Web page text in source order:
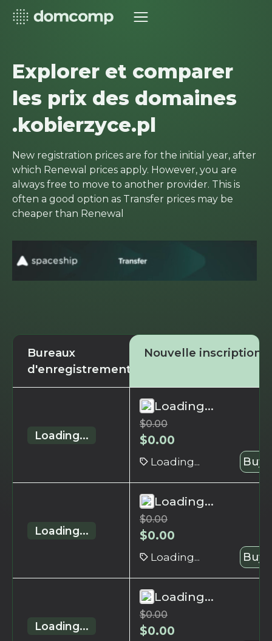
Explorer et comparer
les prix des domaines
.kobierzyce.pl
New registration prices are for the initial year, after
which Renewal prices apply. However, you are
always free to move to another provider. This is
often a good option as Transfer prices may be
cheaper than Renewal
Bureaux
d'enregistrement
Nouvelle inscription
Loading...
Loading...
$0.00
$0.00
Loading... Buy
Loading...
Loading...
$0.00
$0.00
Loading... Buy
Loading...
Loading...
$0.00
$0.00